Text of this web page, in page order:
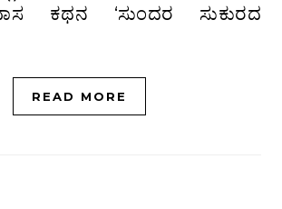
ಕಥನ ‘ಸುಂದರ ಸುಕುರದ
READ MORE